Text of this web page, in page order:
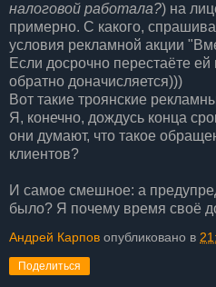
налоговой работала?) на
примерно. С какого,
условия рекламной акции
Если досрочно перестаёте ей
обратно доначисляется)))
Вот такие троянские
Я, конечно, дождусь конца
они думают, что такое
клиентов?
И самое смешное: а
было? Я почему время своё
Андрей Карпов опубликовано в
Поделиться